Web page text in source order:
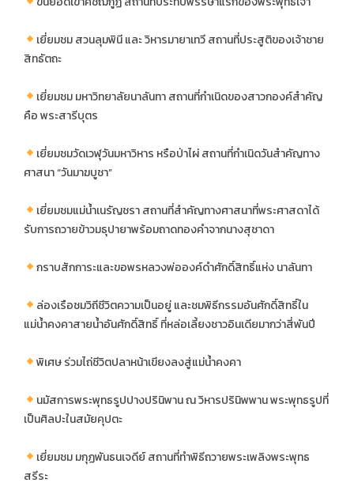
เยี่ยมชม สวนลุมพินี และ วิหารมายาเทวี สถานที่ประสูติของเจ้าชาย
สิทธัตถะ
เยี่ยมชม มหาวิทยาลัยนาลันทา สถานที่กำเนิดของสาวกองค์สำคัญ
คือ พระสารีบุตร
เยี่ยมชมวัดเวฬุวันมหาวิหาร หรือป่าไผ่ สถานที่กำเนิดวันสำคัญทาง
ศาสนา “วันมาฆบูชา”
เยี่ยมชมแม่น้ำเนรัญชรา สถานที่สำคัญทางศาสนาที่พระศาสดาได้
รับการถวายข้าวมธุปายาพร้อมถาดทองคำจากนางสุชาดา
กราบสักการะและขอพรหลวงพ่อองค์ดำศักดิ์สิทธิ์แห่ง นาลันทา
ล่องเรือชมวิถีชีวิตความเป็นอยู่ และชมพิธีกรรมอันศักดิ์สิทธิ์ใน
แม่น้ำคงคาสายน้ำอันศักดิ์สิทธิ์ ที่หล่อเลี้ยงชาวอินเดียมากว่าสี่พันปี
พิเศษ ร่วมไถ่ชีวิตปลาหน้าเขียงลงสู่แม่น้ำคงคา
นมัสการพระพุทธรูปปางปรินิพาน ณ วิหารปรินิพพาน พระพุทธรูปที่
เป็นศิลปะในสมัยคุปตะ
เยี่ยมชม มกุฏพันธนเจดีย์ สถานที่ทำพิธีถวายพระเพลิงพระพุทธ
สรีระ